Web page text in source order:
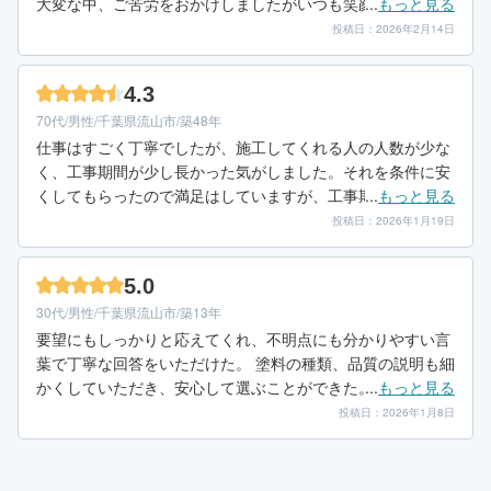
くださりありがたいものでした。 塗装後に色の変更を相談で
きたのはとても助かりました。
投稿日：2026年2月14日
4.3
70代/男性/千葉県流山市/築48年
仕事はすごく丁寧でしたが、施工してくれる人の人数が少な
く、工事期間が少し長かった気がしました。それを条件に安
くしてもらったので満足はしていますが、工事期間が少し長
くても良い方、時間に余裕がある方にはお勧めできます。
...もっと見る
投稿日：2026年1月19日
5.0
30代/男性/千葉県流山市/築13年
要望にもしっかりと応えてくれ、不明点にも分かりやすい言
葉で丁寧な回答をいただけた。 塗料の種類、品質の説明も細
かくしていただき、安心して選ぶことができた。 施工が完了
したあとも綺麗に掃除もしてくれ満足している。 近隣への配
慮にも気を使ってくれ、挨拶回りにもちゃんと行ってくれ
...もっと見る
投稿日：2026年1月8日